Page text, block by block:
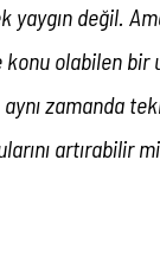
yaygın değil.
konu olabilen
zamanda
artırabilir